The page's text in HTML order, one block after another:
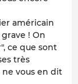
américain
! On
ce que sont
très
ne vous en dit